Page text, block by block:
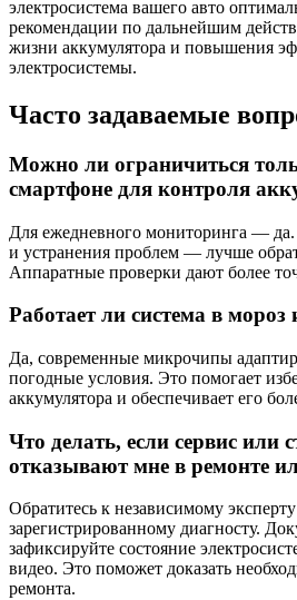
электросистема вашего авто
рекомендации по дальнейшим
жизни аккумулятора и повышения
электросистемы.
Часто задаваемые
Можно ли ограничиться
смартфоне для контроля
Для ежедневного мониторинга — да.
и устранения проблем — лучше
Аппаратные проверки дают более
Работает ли система в
Да, современные микрочипы
погодные условия. Это помогает
аккумулятора и обеспечивает его
Что делать, если сервис или
отказывают мне в ремонте
Обратитесь к независимому
зарегистрированному диагносту.
зафиксируйте состояние
видео. Это поможет доказать
ремонта.